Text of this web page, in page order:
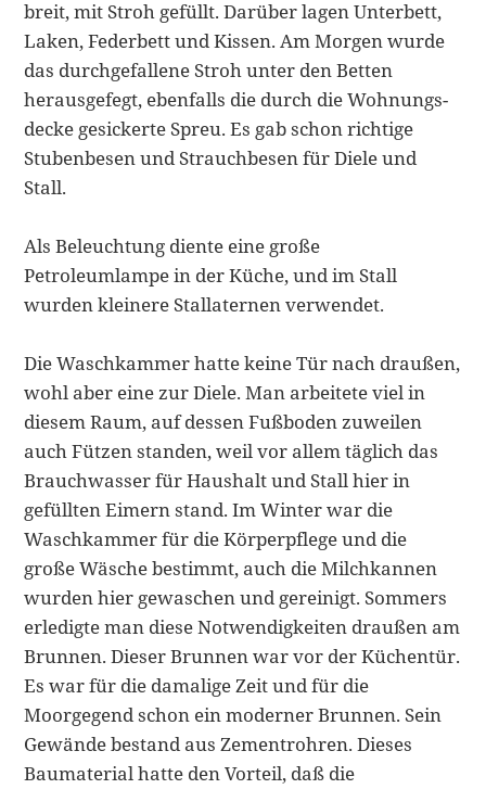
breit, mit Stroh gefüllt. Darüber lagen Un­terbett,
Laken, Federbett und Kissen. Am Morgen wurde
das durchgefallene Stroh unter den Betten
herausgefegt, ebenfalls die durch die Wohnungs­
decke gesickerte Spreu. Es gab schon richtige
Stubenbesen und Strauchbesen für Diele und
Stall.
Als Beleuchtung diente eine große
Petroleumlampe in der Küche, und im Stall
wurden kleinere Stallaternen verwendet.
Die Waschkammer hatte keine Tür nach draußen,
wohl aber eine zur Diele. Man arbeitete viel in
diesem Raum, auf dessen Fußboden zuweilen
auch Fützen standen, weil vor allem täglich das
Brauchwasser für Haushalt und Stall hier in
gefüllten Eimern stand. Im Winter war die
Waschkammer für die Körperpflege und die
große Wäsche bestimmt, auch die Milchkannen
wurden hier gewaschen und gereinigt. Sommers
erledigte man diese Not­wendigkeiten draußen am
Brunnen. Dieser Brunnen war vor der Küchentür.
Es war für die damalige Zeit und für die
Moorgegend schon ein moderner Brunnen. Sein
Gewände bestand aus Zementrohren. Dieses
Baumaterial hatte den Vorteil, daß die